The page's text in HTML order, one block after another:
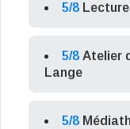
5/8
5/8 Atelier
Lange
5/8